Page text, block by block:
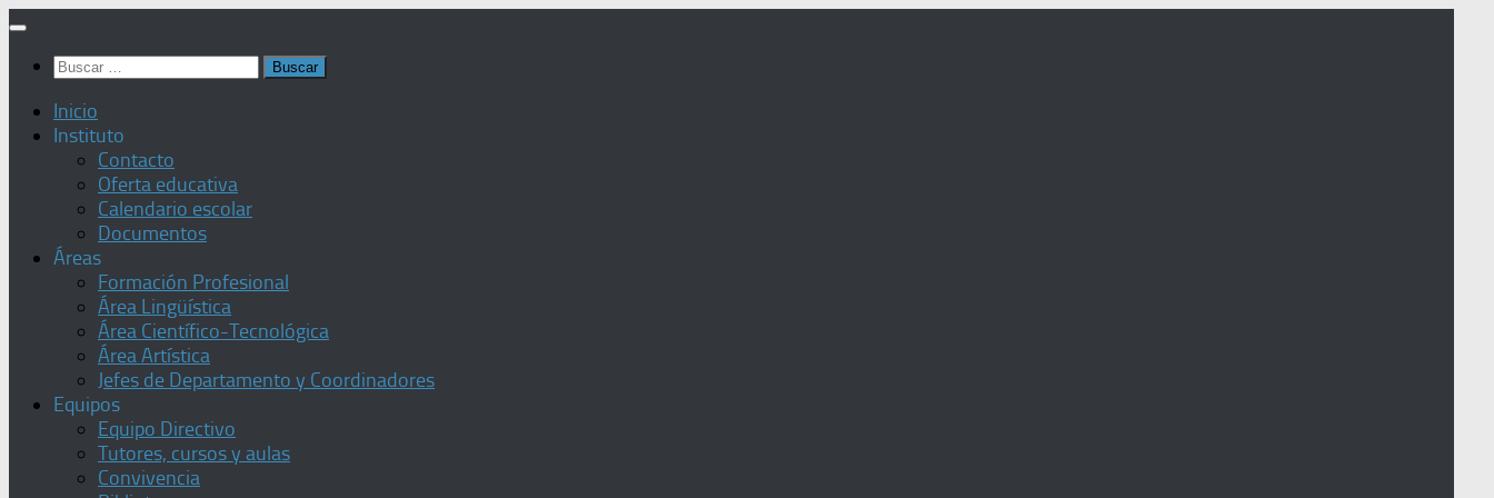
Saltar
contenido
Buscar:
Inicio
Instituto
Contacto
Oferta educativa
Calendario escolar
Documentos
Áreas
Formación Profesional
Área Lingüística
Área Científico-Tecnológica
Área Artística
Jefes de Departamento y Coordinadores
Equipos
Equipo Directivo
Tutores, cursos y aulas
Convivencia